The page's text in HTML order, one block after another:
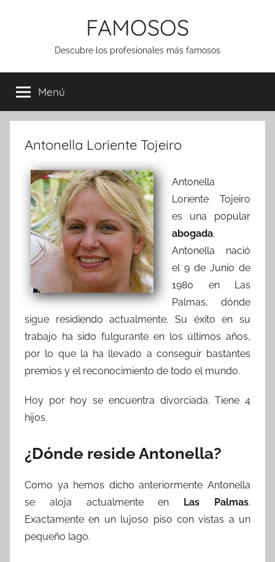
FAMOSOS
Descubre los profesionales más famosos
Menú
Antonella Loriente Tojeiro
Antonella
Loriente Tojeiro
es una popular
abogada.
Antonella nació
el 9 de Junio de
1980 en Las
Palmas, dónde
sigue residiendo actualmente. Su éxito en su
trabajo ha sido fulgurante en los últimos años,
por lo que la ha llevado a conseguir bastantes
premios y el reconocimiento de todo el mundo.
Hoy por hoy se encuentra divorciada. Tiene 4
hijos.
¿Dónde reside Antonella?
Como ya hemos dicho anteriormente Antonella
se aloja actualmente en Las Palmas.
Exactamente en un lujoso piso con vistas a un
pequeño lago.